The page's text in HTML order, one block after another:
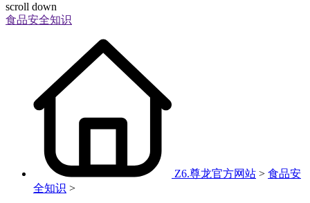
scroll down
食品安全知识
Z6.尊龙官方网站 > 食品安
全知识 >